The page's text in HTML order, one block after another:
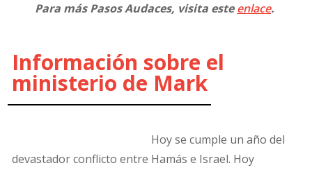
Para más Pasos Audaces, visita esteenlace.
Información sobre el
ministerio de Mark
Hoy se cumple un año del
devastador conflicto entre Hamás e Israel. Hoy